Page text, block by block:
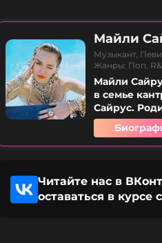
Майли
Музыкант,
Жанры: Поп,
Майли
в семье
Сайрус.
Читайте нас в
оставаться в курсе